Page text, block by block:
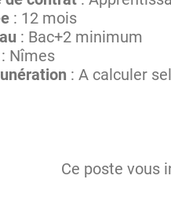
: 12 mois
: Bac+2 minimum
: Nîmes
: A calculer
Ce poste vous